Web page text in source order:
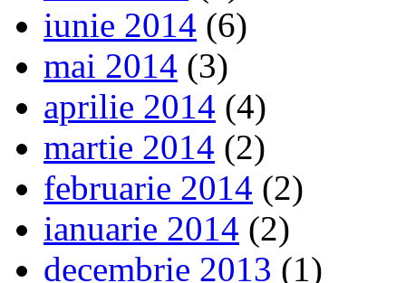
iunie 2014 (6)
mai 2014 (3)
aprilie 2014 (4)
martie 2014 (2)
februarie 2014 (2)
ianuarie 2014 (2)
decembrie 2013 (1)